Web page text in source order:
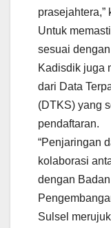
prasejahtera,”
Untuk
sesuai
Kadisdik juga
dari Data
(DTKS) yang
pendaftaran.
“Penjaringan
kolaborasi
dengan
Sulsel